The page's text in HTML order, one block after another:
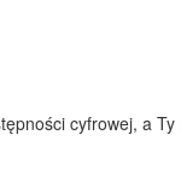
cyfrowej, a